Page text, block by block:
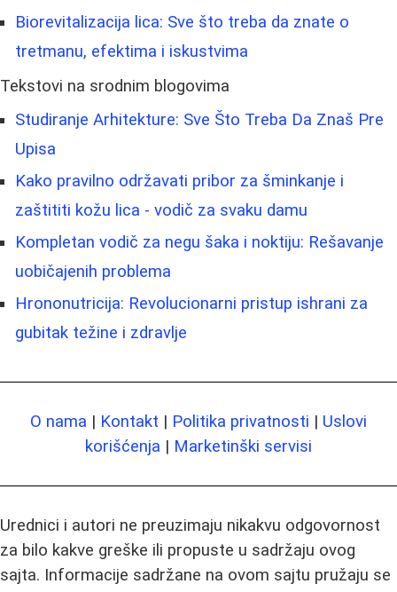
Biorevitalizacija lica: Sve što treba da znate o
tretmanu, efektima i iskustvima
Tekstovi na srodnim blogovima
Studiranje Arhitekture: Sve Što Treba Da Znaš Pre
Upisa
Kako pravilno održavati pribor za šminkanje i
zaštititi kožu lica - vodič za svaku damu
Kompletan vodič za negu šaka i noktiju: Rešavanje
uobičajenih problema
Hrononutricija: Revolucionarni pristup ishrani za
gubitak težine i zdravlje
O nama | Kontakt | Politika privatnosti | Uslovi
korišćenja | Marketinški servisi
Urednici i autori ne preuzimaju nikakvu odgovornost
za bilo kakve greške ili propuste u sadržaju ovog
sajta. Informacije sadržane na ovom sajtu pružaju se